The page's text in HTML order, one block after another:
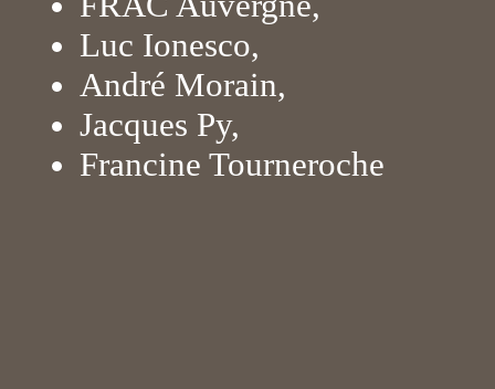
Luc Ionesco,
André Morain,
Jacques Py,
Francine Tourneroche